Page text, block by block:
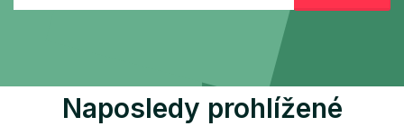
Naposledy prohlížené